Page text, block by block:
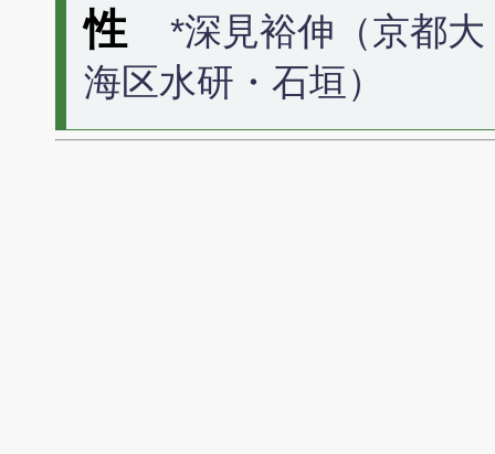
性
*深見裕伸（京都
海区水研・石垣）